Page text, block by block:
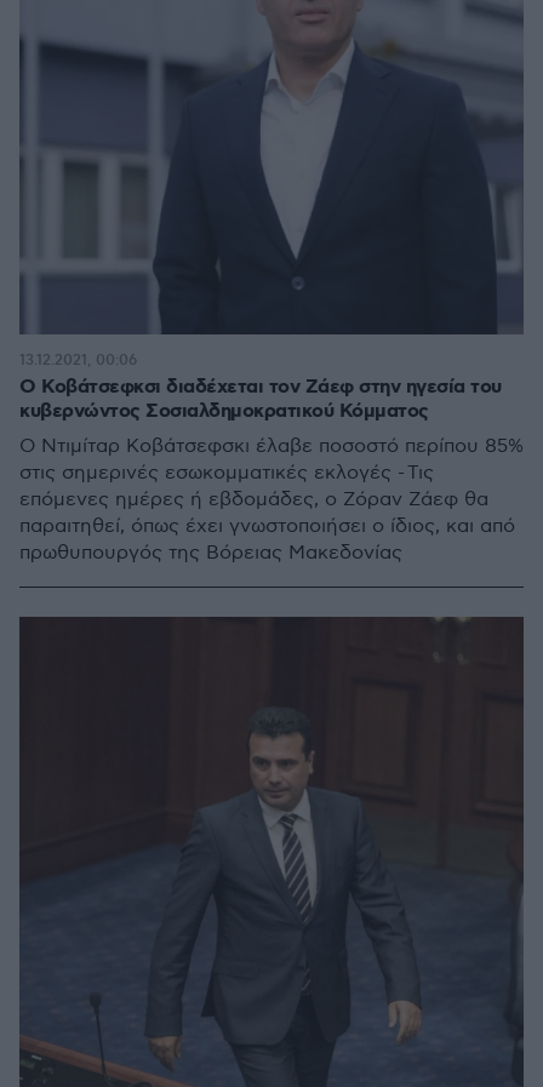
Ο Κοβάτσεφκσι διαδέχεται τον Ζάεφ στην ηγεσία του
κυβερνώντος Σοσιαλδημοκρατικού Κόμματος
O Ντιμίταρ Κοβάτσεφσκι έλαβε ποσοστό περίπου 85%
στις σημερινές εσωκομματικές εκλογές - Τις
επόμενες ημέρες ή εβδομάδες, ο Ζόραν Ζάεφ θα
παραιτηθεί, όπως έχει γνωστοποιήσει ο ίδιος, και από
πρωθυπουργός της Βόρειας Μακεδονίας
13.12.2021, 00:06